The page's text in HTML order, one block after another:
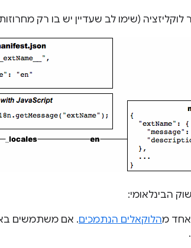
(שימו לב שעדיין יש בו רק
הבינלאומי:
מהלוקאלים הנתמכים